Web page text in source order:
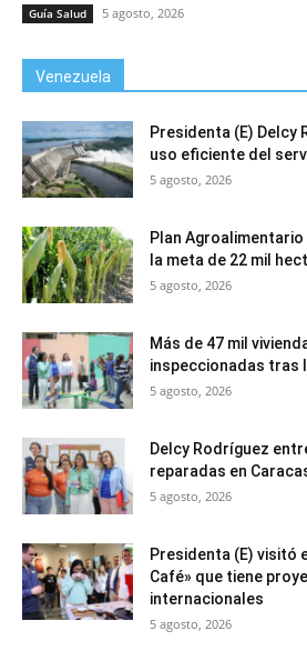
Guía Salud 5 agosto, 2026
Venezuela
Presidenta (E) Delcy
uso eficiente del
5 agosto, 2026
Plan
la meta de 22 mil
5 agosto, 2026
Más de 47 mil
inspeccionadas tras
5 agosto, 2026
Delcy Rodríguez
reparadas en
5 agosto, 2026
Presidenta (E) visitó
Café» que tiene
internacionales
5 agosto, 2026